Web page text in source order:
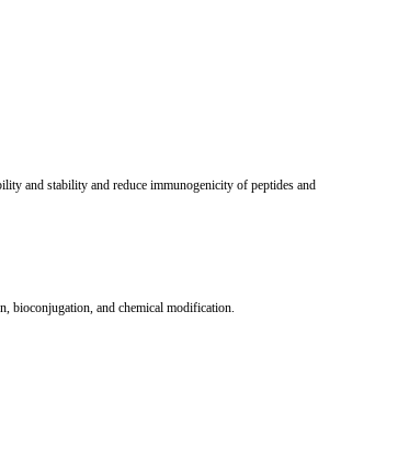
and stability and reduce immunogenicity of peptides and
bioconjugation, and chemical modification.